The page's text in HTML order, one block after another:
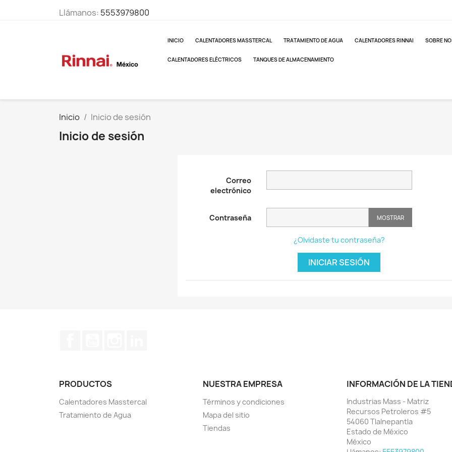
Llámanos: 5553979800
INICIO CALENTADORES MASSTERCAL TRATAMIENTO DE AGUA CALENTADORES RINNAI SOBRE
CALENTADORES ELÉCTRICOS TANQUES DE ALMACENAMIENTO
Inicio Inicio de sesión
Inicio de sesión
Correo
electrónico
Contraseña MOSTRAR
¿Olvidaste tu contraseña?
INICIAR SESIÓN
PRODUCTOS
Calentadores Masstercal
Tratamiento de Agua
NUESTRA EMPRESA
Términos y condiciones
Mapa del sitio
Tiendas
INFORMACIÓN DE LA
Industrias Mass - Matriz
Recursos Petroleros #5
54060 Tlalnepantla
Estado de México
México